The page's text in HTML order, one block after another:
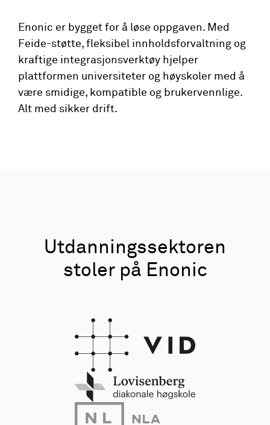
Enonic er bygget for å løse oppgaven. Med
Feide-støtte, fleksibel innholdsforvaltning og
kraftige integrasjonsverktøy hjelper
plattformen universiteter og høyskoler med å
være smidige, kompatible og brukervennlige.
Alt med sikker drift.
Utdanningssektoren
stoler på Enonic